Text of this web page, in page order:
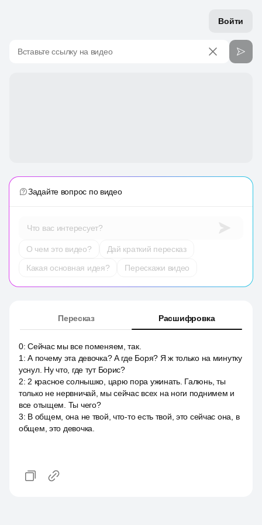
Войти
Вставьте ссылку на видео
Задайте вопрос по видео
Что вас интересует?
О чем это видео?
Дай краткий пересказ
Какая основная идея?
Перескажи видео
Пересказ Расшифровка
0:Сейчас мы все поменяем, так.
1 :А почему эта девочка? А где Боря? Я ж только на минутку
уснул. Ну что, где тут Борис?
2: 2 красное солнышко, царю пора ужинать. Галюнь, ты
только не нервничай, мы сейчас всех на ноги поднимем и
все отыщем. Ты чего?
3: В общем, она не твой, что-то есть твой, это сейчас она, в
общем, это девочка.